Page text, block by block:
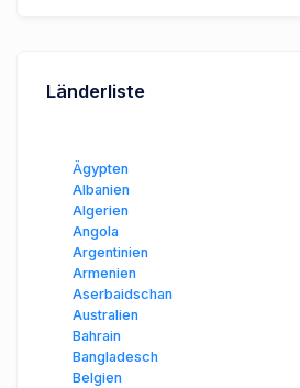
Länderliste
Ägypten
Albanien
Algerien
Angola
Argentinien
Armenien
Aserbaidschan
Australien
Bahrain
Bangladesch
Belgien